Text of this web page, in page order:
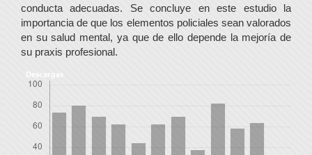
conducta adecuadas. Se concluye en este estudio la
importancia de que los elementos policiales sean valorados
en su salud mental, ya que de ello depende la mejoría de
su praxis profesional.
Descargas